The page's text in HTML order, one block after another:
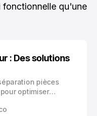
fonctionnelle qu'une
: Des solutions
pièces
optimiser
lancer dans de